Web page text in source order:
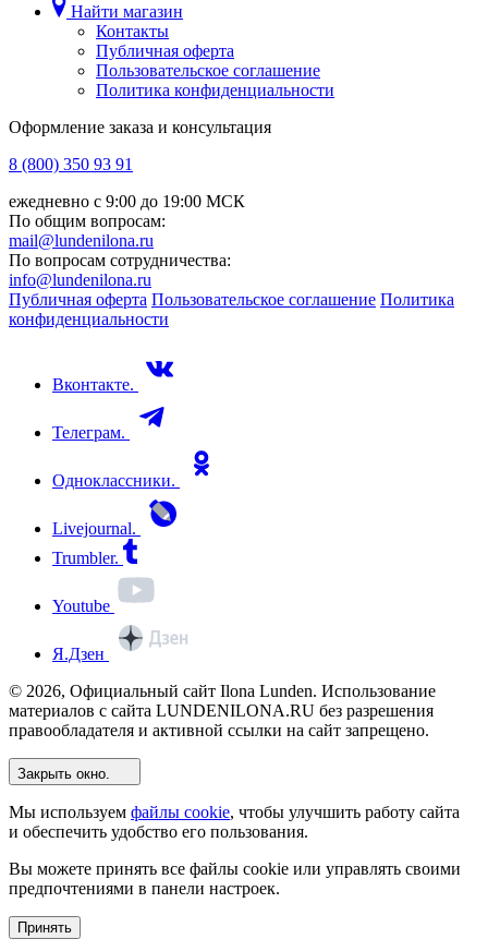
Найти магазин
Контакты
Публичная оферта
Пользовательское соглашение
Политика конфиденциальности
Оформление заказа и консультация
8 (800) 350 93 91
ежедневно с 9:00 до 19:00 МСК
По общим вопросам:
mail@lundenilona.ru
По вопросам сотрудничества:
info@lundenilona.ru
Публичная оферта Пользовательское соглашение Политика
конфиденциальности
Вконтакте.
Телеграм.
Одноклассники.
Livejournal.
Trumbler.
Youtube
Я.Дзен
© 2026, Официальный сайт Ilona Lunden. Использование
материалов с сайта LUNDENILONA.RU без разрешения
правообладателя и активной ссылки на сайт запрещено.
Закрыть окно.
Мы используем файлы cookie, чтобы улучшить работу сайта
и обеспечить удобство его пользования.
Вы можете принять все файлы cookie или управлять своими
предпочтениями в панели настроек.
Принять